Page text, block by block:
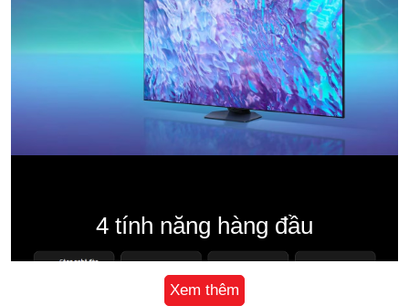
4 tính năng hàng đầu
Xem thêm